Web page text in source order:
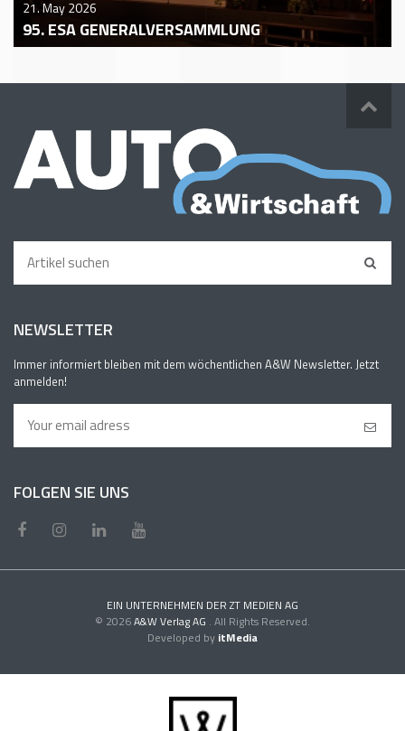
21. May 2026
95. ESA GENERALVERSAMMLUNG
NEWSLETTER
Immer informiert bleiben mit dem wöchentlichen A&W Newsletter. Jetzt
anmelden!
FOLGEN SIE UNS
EIN UNTERNEHMEN DER ZT MEDIEN AG
© 2026A&W Verlag AG . All Rights Reserved.
Developed by itMedia